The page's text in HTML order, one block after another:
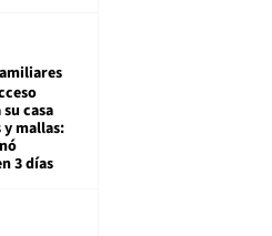
casa
mallas:
3 días